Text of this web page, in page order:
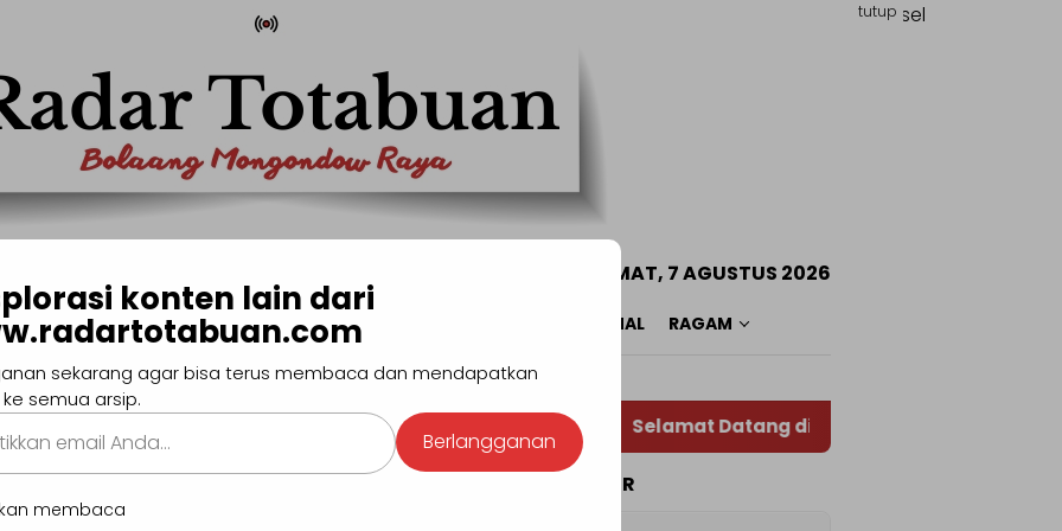
tutup
JUMAT, 7 AGUSTUS 2026
BOLTIM BOLSEL BOLMUT MANADO NASIONAL RAGAM
#Hiburan #Sport #GEN-Z
Selamat Datang di Situs Warta RADAR
BERITA POPULER
konten lain dari
sekarang agar bisa terus membaca dan mendapatkan
semua arsip.
Berlangganan
membaca